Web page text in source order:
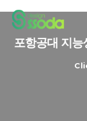
포항공대 지